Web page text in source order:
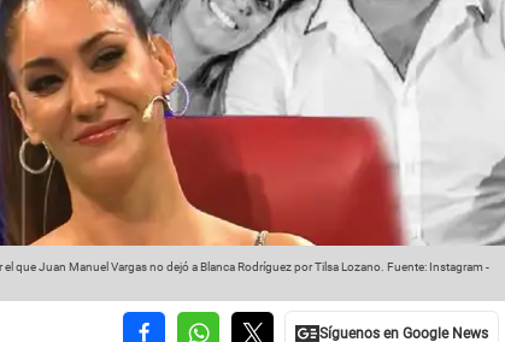
que Juan Manuel Vargas no dejó a Blanca Rodríguez por Tilsa Lozano. Fuente: Instagram -